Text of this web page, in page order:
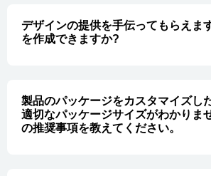
デザインの提供を手伝ってもらえま
を作成できますか?
製品のパッケージをカスタマイズし
適切なパッケージサイズがわかりま
の推奨事項を教えてください。